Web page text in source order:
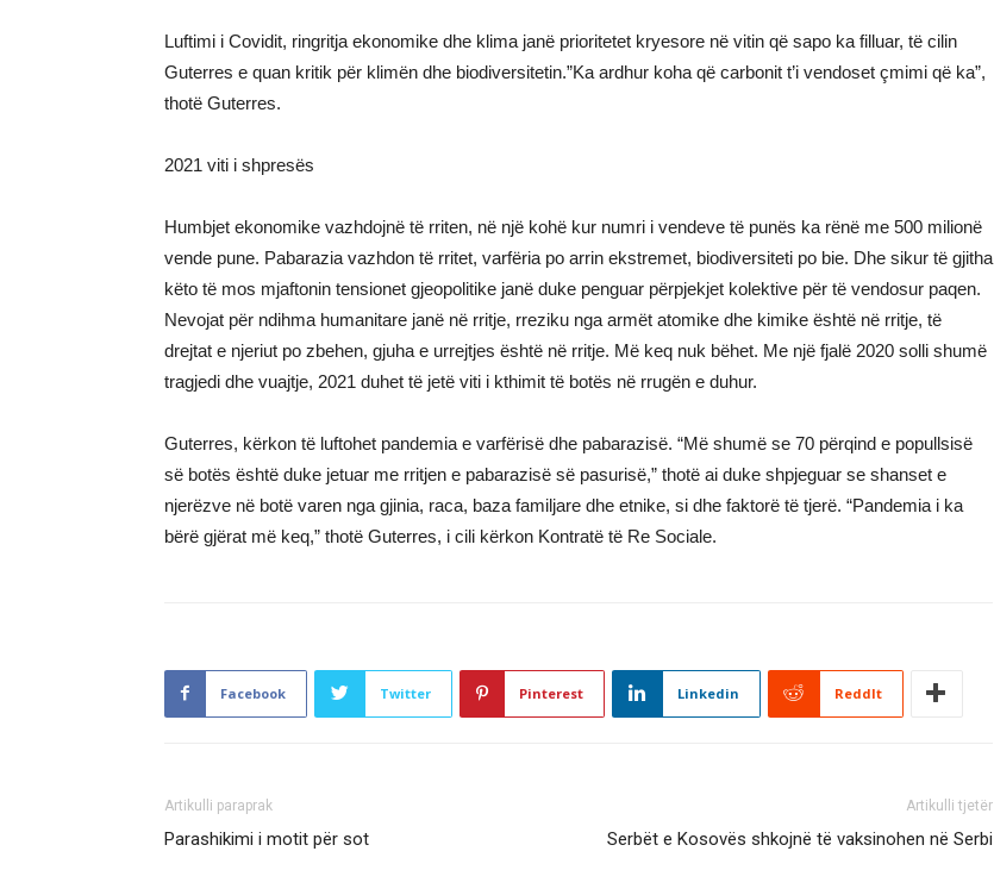
Luftimi i Covidit, ringritja ekonomike dhe klima janë prioritetet kryesore në vitin që sapo ka filluar, të cilin
Guterres e quan kritik për klimën dhe biodiversitetin.”Ka ardhur koha që carbonit t’i vendoset çmimi që ka”,
thotë Guterres.
2021 viti i shpresës
Humbjet ekonomike vazhdojnë të rriten, në një kohë kur numri i vendeve të punës ka rënë me 500 milionë
vende pune. Pabarazia vazhdon të rritet, varfëria po arrin ekstremet, biodiversiteti po bie. Dhe sikur të gjitha
këto të mos mjaftonin tensionet gjeopolitike janë duke penguar përpjekjet kolektive për të vendosur paqen.
Nevojat për ndihma humanitare janë në rritje, rreziku nga armët atomike dhe kimike është në rritje, të
drejtat e njeriut po zbehen, gjuha e urrejtjes është në rritje. Më keq nuk bëhet. Me një fjalë 2020 solli shumë
tragjedi dhe vuajtje, 2021 duhet të jetë viti i kthimit të botës në rrugën e duhur.
Guterres, kërkon të luftohet pandemia e varfërisë dhe pabarazisë. “Më shumë se 70 përqind e popullsisë
së botës është duke jetuar me rritjen e pabarazisë së pasurisë,” thotë ai duke shpjeguar se shanset e
njerëzve në botë varen nga gjinia, raca, baza familjare dhe etnike, si dhe faktorë të tjerë. “Pandemia i ka
bërë gjërat më keq,” thotë Guterres, i cili kërkon Kontratë të Re Sociale.
Facebook Twitter Pinterest Linkedin ReddIt
Artikulli paraprak
Parashikimi i motit për sot
Artikulli tjetër
Serbët e Kosovës shkojnë të vaksinohen në Serbi